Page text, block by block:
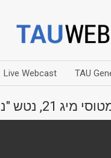
Live Webcast TAU